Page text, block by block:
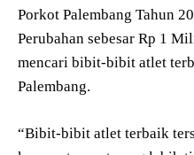
Porkot Palembang Tahun
Perubahan sebesar Rp 1
mencari bibit-bibit atlet
Palembang.
“Bibit-bibit atlet terbaik